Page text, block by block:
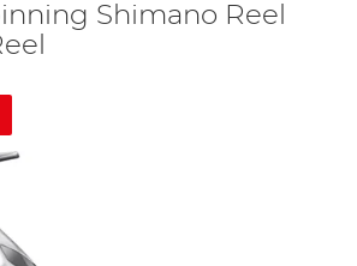
Shimano Reel